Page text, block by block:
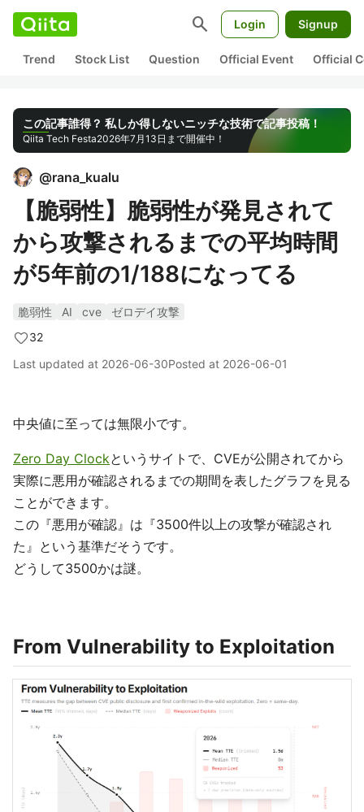
search Login Signup
Trend Stock List Question Official Event Official
この記事誰得？ 私しか得しないニッチな技術で記事投稿！
Qiita Tech Festa2026年7月13日まで開催中！
@rana_kualu
【脆弱性】脆弱性が発見されて
から攻撃されるまでの平均時間
が5年前の1/188になってる
脆弱性 AI cve
ゼロデイ攻撃
32
Last updated at 2026-06-30Posted at 2026-06-01
中央値に至っては無限小です。
Zero Day Clockというサイトで、CVEが公開されてから
実際に悪用が確認されるまでの期間を表したグラフを見る
ことができます。
この『悪用が確認』は『3500件以上の攻撃が確認され
た』という基準だそうです。
どうして3500かは謎。
From Vulnerability to Exploitation